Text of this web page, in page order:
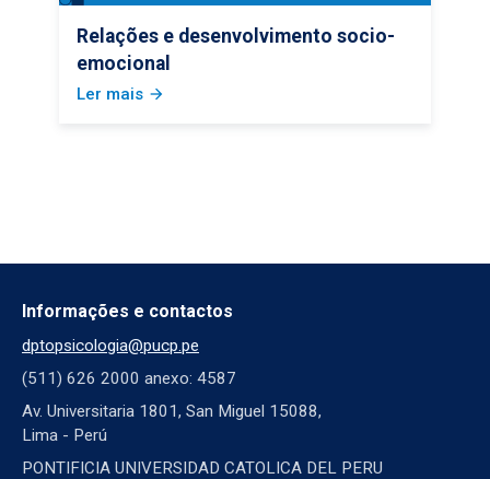
Relações e desenvolvimento socio-
emocional
Ler mais arrow_forward
Informações e contactos
dptopsicologia@pucp.pe
(511) 626 2000 anexo: 4587
Av. Universitaria 1801, San Miguel 15088,
Lima - Perú
PONTIFICIA UNIVERSIDAD CATOLICA DEL PERU